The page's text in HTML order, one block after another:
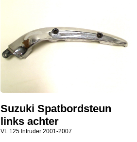
Suzuki Spatbordsteun
links achter
VL 125 Intruder 2001-2007